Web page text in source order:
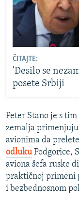
ČITAJTE:
'Desilo se
posete Srbiji
Peter Stano je s
zemalja
avionima da
odlukuPodgorice,
aviona šefa ruske
praktičnoj primeni
i bezbednosnom